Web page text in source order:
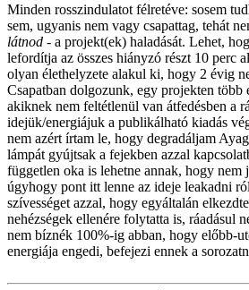
Minden rosszindulatot félretéve: sosem
sem, ugyanis nem vagy csapattag, tehát
látnod - a projekt(ek) haladását. Lehet,
lefordítja az összes hiányzó részt 10 perc
olyan élethelyzete alakul ki, hogy 2 évig
Csapatban dolgozunk, egy projekten több
akiknek nem feltétlenül van átfedésben a
idejük/energiájuk a publikálható kiadás
nem azért írtam le, hogy degradáljam
lámpát gyújtsak a fejekben azzal
független oka is lehetne annak, hogy nem
úgyhogy pont itt lenne az ideje leakadni
szívességet azzal, hogy egyáltalán
nehézségek ellenére folytatta is, ráadásul
nem bíznék 100%-ig abban, hogy előbb-
energiája engedi, befejezi ennek a